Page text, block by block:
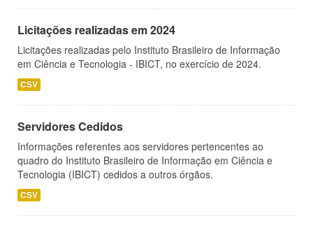
Licitações realizadas em 2024
Licitações realizadas pelo Instituto Brasileiro de Informação
em Ciência e Tecnologia - IBICT, no exercício de 2024.
CSV
Servidores Cedidos
Informações referentes aos servidores pertencentes ao
quadro do Instituto Brasileiro de Informação em Ciência e
Tecnologia (IBICT) cedidos a outros órgãos.
CSV